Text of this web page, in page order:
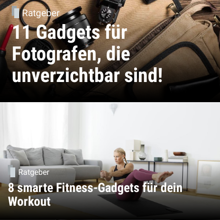
Ratgeber
8 smarte Fitness-Gadgets für dein
Workout
Ratgeber
11 Gadgets für
Fotografen, die
unverzichtbar sind!